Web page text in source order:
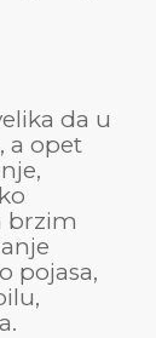
da u
a opet
brzim
pojasa,